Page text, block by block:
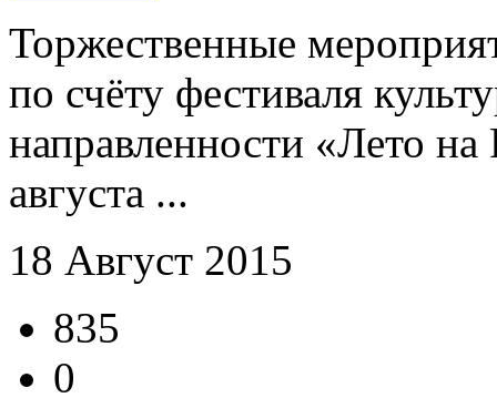
Торжественные
по счёту фестиваля
направленности «Лето
августа ...
18 Август 2015
835
0